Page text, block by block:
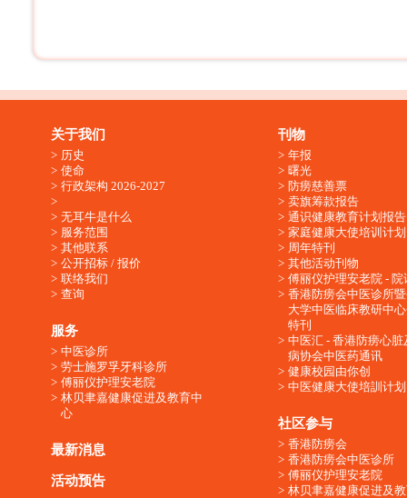
关于我们
历史
使命
行政架构 2026-2027
无耳牛是什么
服务范围
其他联系
公开招标 / 报价
联络我们
查询
服务
中医诊所
劳士施罗孚牙科诊所
傅丽仪护理安老院
林贝聿嘉健康促进及教育中
心
最新消息
活动预告
刊物
年报
曙光
防痨慈善票
卖旗筹款报告
通识健康教育计划报告
家庭健康大使培训计划
周年特刊
其他活动刊物
傅丽仪护理安老院 - 院
香港防痨会中医诊所
大学中医临床教研中
特刊
中医汇 - 香港防痨心脏
病协会中医药通讯
健康校园由你创
中医健康大使培訓计划
社区参与
香港防痨会
香港防痨会中医诊所
傅丽仪护理安老院
林贝聿嘉健康促进及